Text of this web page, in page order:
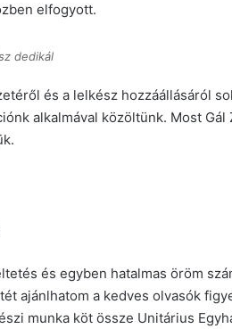
elfogyott.
dedikál
és a lelkész hozzáállásáról
alkalmával közöltünk. Most
és egyben hatalmas öröm
ajánlhatom a kedves olvasók
munka köt össze Unitárius